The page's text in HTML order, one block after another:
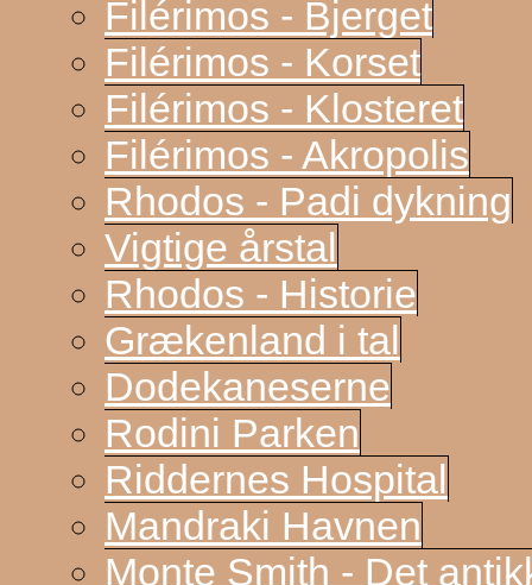
Filérimos - Bjerget
Filérimos - Korset
Filérimos - Klosteret
Filérimos - Akropolis
Rhodos - Padi dykning
Vigtige årstal
Rhodos - Historie
Grækenland i tal
Dodekaneserne
Rodini Parken
Riddernes Hospital
Mandraki Havnen
Monte Smith - Det